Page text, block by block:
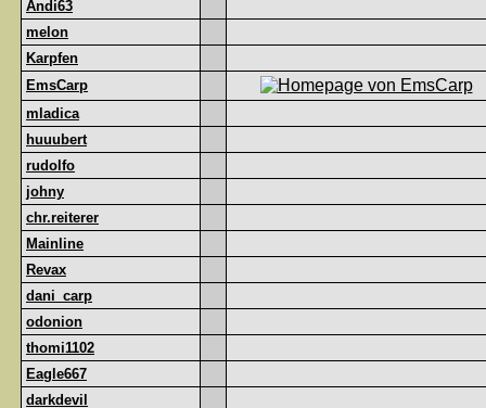
Andi63
melon
Karpfen
EmsCarp
mladica
huuubert
rudolfo
johny
chr.reiterer
Mainline
Revax
dani_carp
odonion
thomi1102
Eagle667
darkdevil